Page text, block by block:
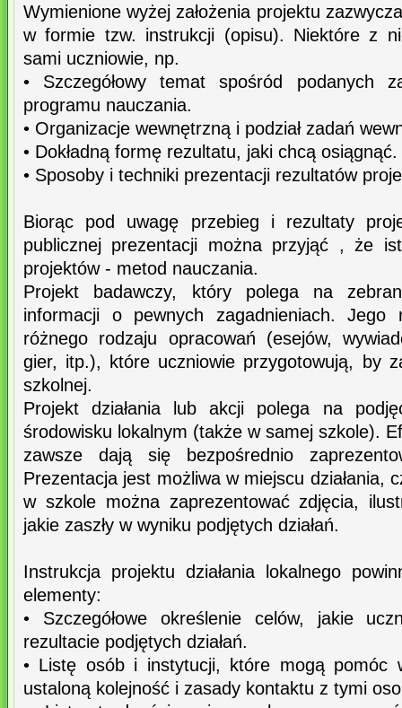
Wymienione wyżej założenia projektu
w formie tzw. instrukcji (opisu). Niektóre z
sami uczniowie, np.
• Szczegółowy temat spośród podanych
programu nauczania.
• Organizacje wewnętrzną i podział zadań
• Dokładną formę rezultatu, jaki chcą osiągnąć.
• Sposoby i techniki prezentacji rezultatów
Biorąc pod uwagę przebieg i rezultaty
publicznej prezentacji można przyjąć , że
projektów - metod nauczania.
Projekt badawczy, który polega na
informacji o pewnych zagadnieniach. Jego
różnego rodzaju opracowań (esejów,
gier, itp.), które uczniowie przygotowują, by
szkolnej.
Projekt działania lub akcji polega na
środowisku lokalnym (także w samej szkole).
zawsze dają się bezpośrednio
Prezentacja jest możliwa w miejscu działania,
w szkole można zaprezentować zdjęcia,
jakie zaszły w wyniku podjętych działań.
Instrukcja projektu działania lokalnego
elementy:
• Szczegółowe określenie celów, jakie
rezultacie podjętych działań.
• Listę osób i instytucji, które mogą pomóc
ustaloną kolejność i zasady kontaktu z tymi